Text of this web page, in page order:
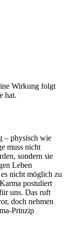
Wirkung folgt
hat.
– physisch wie
muss nicht
sondern sie
Leben
nicht möglich zu
postuliert
uns. Das ruft
doch nehmen
Prinzip